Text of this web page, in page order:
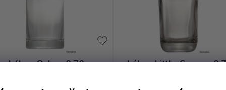
Láhev Oslo - 0.70
Láhev Little Sumo -